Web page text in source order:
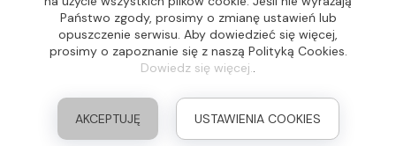
Słownik pojęć
FAQ
Realizacja: Idea4Me.pl, Wszelkie prawa zastrzeżone
Państwo zgody, prosimy o zmianę ustawień lub
opuszczenie serwisu. Aby dowiedzieć się więcej,
prosimy o zapoznanie się z naszą Polityką Cookies.
Dowiedz się więcej..
AKCEPTUJĘ USTAWIENIA COOKIES